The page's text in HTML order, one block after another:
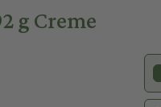
g Creme